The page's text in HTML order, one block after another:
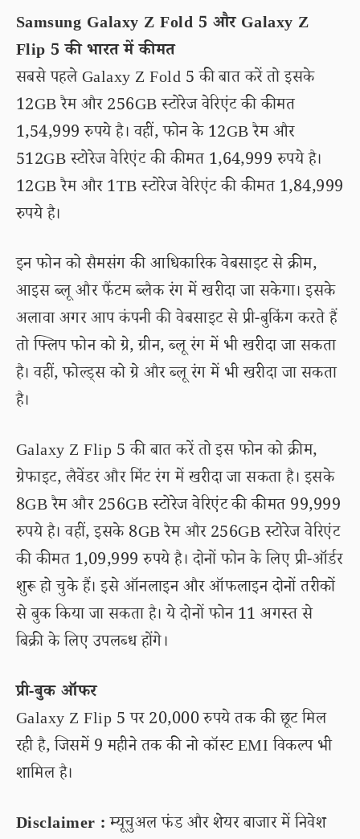
Samsung Galaxy Z Fold 5 और Galaxy Z
Flip 5 की भारत में कीमत
सबसे पहले Galaxy Z Fold 5 की बात करें तो इसके
12GB रैम और 256GB स्टोरेज वेरिएंट की कीमत
1,54,999 रुपये है। वहीं, फोन के 12GB रैम और
512GB स्टोरेज वेरिएंट की कीमत 1,64,999 रुपये है।
12GB रैम और 1TB स्टोरेज वेरिएंट की कीमत 1,84,999
रुपये है।
इन फोन को सैमसंग की आधिकारिक वेबसाइट से क्रीम,
आइस ब्लू और फैंटम ब्लैक रंग में खरीदा जा सकेगा। इसके
अलावा अगर आप कंपनी की वेबसाइट से प्री-बुकिंग करते हैं
तो फ्लिप फोन को ग्रे, ग्रीन, ब्लू रंग में भी खरीदा जा सकता
है। वहीं, फोल्ड्स को ग्रे और ब्लू रंग में भी खरीदा जा सकता
है।
Galaxy Z Flip 5 की बात करें तो इस फोन को क्रीम,
ग्रेफाइट, लैवेंडर और मिंट रंग में खरीदा जा सकता है। इसके
8GB रैम और 256GB स्टोरेज वेरिएंट की कीमत 99,999
रुपये है। वहीं, इसके 8GB रैम और 256GB स्टोरेज वेरिएंट
की कीमत 1,09,999 रुपये है। दोनों फोन के लिए प्री-ऑर्डर
शुरू हो चुके हैं। इसे ऑनलाइन और ऑफलाइन दोनों तरीकों
से बुक किया जा सकता है। ये दोनों फोन 11 अगस्त से
बिक्री के लिए उपलब्ध होंगे।
प्री-बुक ऑफर
Galaxy Z Flip 5 पर 20,000 रुपये तक की छूट मिल
रही है, जिसमें 9 महीने तक की नो कॉस्ट EMI विकल्प भी
शामिल है।
Disclaimer :म्यूचुअल फंड और शेयर बाजार में निवेश